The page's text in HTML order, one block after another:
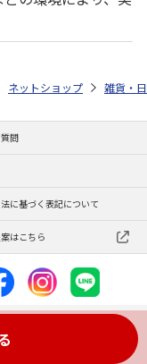
ルペットボトルケース アナ
ネットショップ 雑貨・
問
に基づく表記について
はこちら